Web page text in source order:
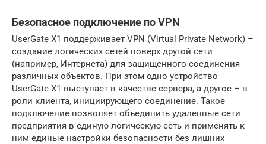
Безопасное подключение по VPN
UserGate X1 поддерживает VPN (Virtual Private Network) –
создание логических сетей поверх другой сети
(например, Интернета) для защищенного соединения
различных объектов. При этом одно устройство
UserGate Х1 выступает в качестве сервера, а другое – в
роли клиента, инициирующего соединение. Такое
подключение позволяет объединить удаленные сети
предприятия в единую логическую сеть и применять к
ним единые настройки безопасности без лишних